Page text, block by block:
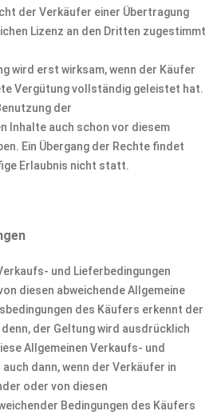
der Verkäufer einer Übertragung
Lizenz an den Dritten zugestimmt
wird erst wirksam, wenn der Käufer
Vergütung vollständig geleistet hat.
der
Inhalte auch schon vor diesem
Ein Übergang der Rechte findet
Erlaubnis nicht statt.
und Lieferbedingungen
diesen abweichende Allgemeine
des Käufers erkennt der
der Geltung wird ausdrücklich
Allgemeinen Verkaufs- und
dann, wenn der Verkäufer in
oder von diesen
Bedingungen des Käufers